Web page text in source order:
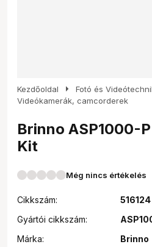
Kezdőoldal arrow_right Fotó és
Videókamerák, camcorderek
Brinno ASP1000-
Kit
Még nincs értékelés
Cikkszám:
516124
Gyártói cikkszám:
Márka:
Brinno